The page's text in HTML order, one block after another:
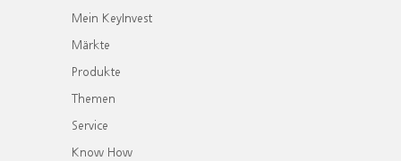
Mein KeyInvest
Märkte
Produkte
Themen
Service
Know How